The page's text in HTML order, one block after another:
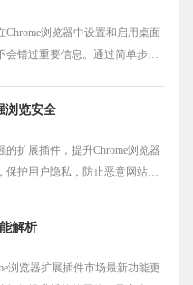
Chrome浏览器中设置和启用桌面
会错过重要信息。通过简单步骤
浏览安全
的扩展插件，提升Chrome浏览器
保护用户隐私，防止恶意网站的
解析
浏览器扩展插件市场最新功能更